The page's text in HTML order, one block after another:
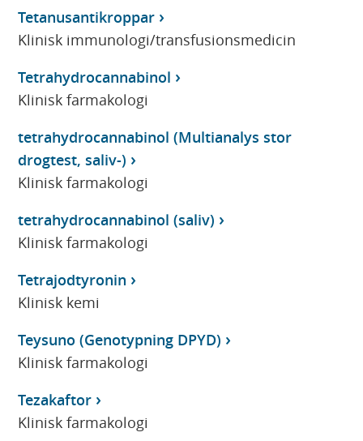
Tetanusantikroppar
Klinisk immunologi/transfusionsmedicin
Tetrahydrocannabinol
Klinisk farmakologi
tetrahydrocannabinol (Multianalys stor
drogtest, saliv-)
Klinisk farmakologi
tetrahydrocannabinol (saliv)
Klinisk farmakologi
Tetrajodtyronin
Klinisk kemi
Teysuno (Genotypning DPYD)
Klinisk farmakologi
Tezakaftor
Klinisk farmakologi